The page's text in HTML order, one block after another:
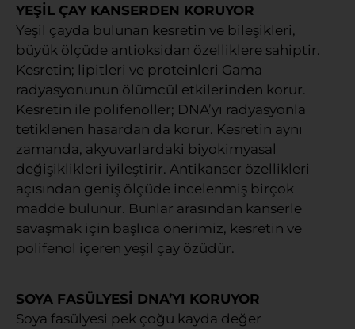
YEŞİL ÇAY KANSERDEN KORUYOR
Yeşil çayda bulunan kesretin ve bileşikleri,
büyük ölçüde antioksidan özelliklere sahiptir.
Kesretin; lipitleri ve proteinleri Gama
radyasyonunun ölümcül etkilerinden korur.
Kesretin ile polifenoller; DNA’yı radyasyonla
tetiklenen hasardan da korur. Kesretin aynı
zamanda, akyuvarlardaki biyokimyasal
değişiklikleri iyileştirir. Antikanser özellikleri
açısından geniş ölçüde incelenmiş birçok
madde bulunur. Bunlar arasından kanserle
savaşmak için başlıca önerimiz, kesretin ve
polifenol içeren yeşil çay özüdür.
SOYA FASÜLYESİ DNA’YI KORUYOR
Soya fasülyesi pek çoğu kayda değer